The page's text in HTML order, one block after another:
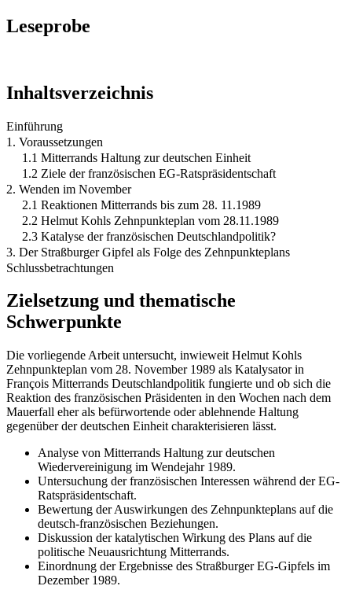
Leseprobe
Inhaltsverzeichnis
Einführung
1. Voraussetzungen
1.1 Mitterrands Haltung zur deutschen Einheit
1.2 Ziele der französischen EG-Ratspräsidentschaft
2. Wenden im November
2.1 Reaktionen Mitterrands bis zum 28. 11.1989
2.2 Helmut Kohls Zehnpunkteplan vom 28.11.1989
2.3 Katalyse der französischen Deutschlandpolitik?
3. Der Straßburger Gipfel als Folge des Zehnpunkteplans
Schlussbetrachtungen
Zielsetzung und thematische
Schwerpunkte
Die vorliegende Arbeit untersucht, inwieweit Helmut Kohls
Zehnpunkteplan vom 28. November 1989 als Katalysator in
François Mitterrands Deutschlandpolitik fungierte und ob sich die
Reaktion des französischen Präsidenten in den Wochen nach dem
Mauerfall eher als befürwortende oder ablehnende Haltung
gegenüber der deutschen Einheit charakterisieren lässt.
Analyse von Mitterrands Haltung zur deutschen
Wiedervereinigung im Wendejahr 1989.
Untersuchung der französischen Interessen während der EG-
Ratspräsidentschaft.
Bewertung der Auswirkungen des Zehnpunkteplans auf die
deutsch-französischen Beziehungen.
Diskussion der katalytischen Wirkung des Plans auf die
politische Neuausrichtung Mitterrands.
Einordnung der Ergebnisse des Straßburger EG-Gipfels im
Dezember 1989.